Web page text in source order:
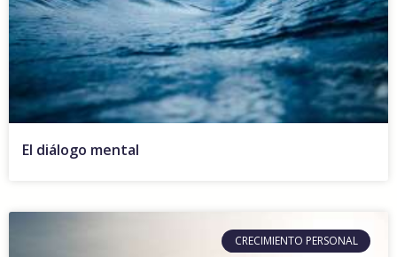
El diálogo mental
CRECIMIENTO PERSONAL